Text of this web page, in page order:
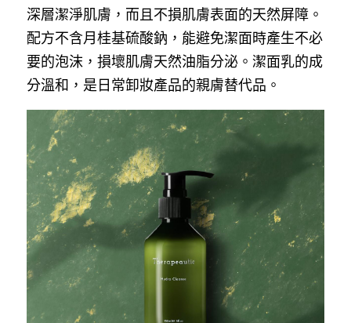
深層潔淨肌膚，而且不損肌膚表面的天然屏障。
配方不含月桂基硫酸鈉，能避免潔面時產生不必
要的泡沫，損壞肌膚天然油脂分泌。潔面乳的成
分溫和，是日常卸妝產品的親膚替代品。